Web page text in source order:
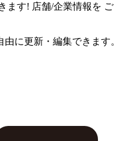
ます! 店舗/企業情報を ご
に更新・編集できます。